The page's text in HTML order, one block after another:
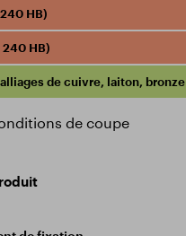
HB)
240 HB)
de cuivre, laiton, bronze
de coupe